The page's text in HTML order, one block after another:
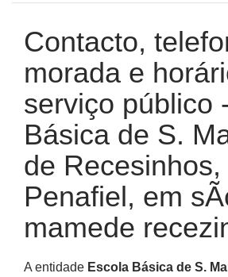
Contacto,
morada e
serviço público
Básica de S.
de Recesinhos,
Penafiel, em
mamede
A entidade Escola Básica de S.